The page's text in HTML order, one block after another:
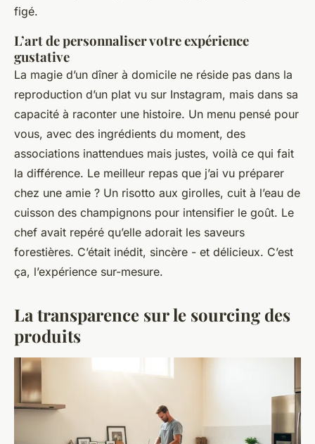
figé.
L’art de personnaliser votre expérience
gustative
La magie d’un dîner à domicile ne réside pas dans la
reproduction d’un plat vu sur Instagram, mais dans sa
capacité à raconter une histoire. Un menu pensé pour
vous, avec des ingrédients du moment, des
associations inattendues mais justes, voilà ce qui fait
la différence. Le meilleur repas que j’ai vu préparer
chez une amie ? Un risotto aux girolles, cuit à l’eau de
cuisson des champignons pour intensifier le goût. Le
chef avait repéré qu’elle adorait les saveurs
forestières. C’était inédit, sincère - et délicieux. C’est
ça, l’expérience sur-mesure.
La transparence sur le sourcing des
produits